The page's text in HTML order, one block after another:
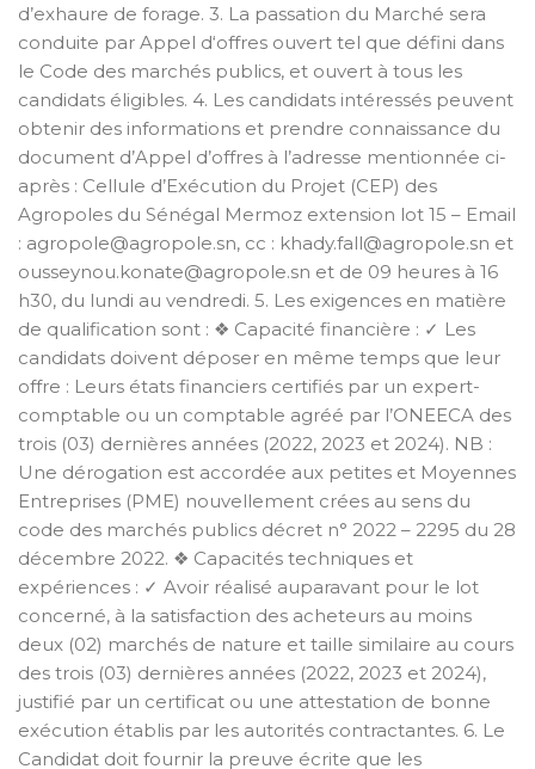
d’exhaure de forage. 3. La passation du Marché sera
conduite par Appel d‘offres ouvert tel que défini dans
le Code des marchés publics, et ouvert à tous les
candidats éligibles. 4. Les candidats intéressés peuvent
obtenir des informations et prendre connaissance du
document d’Appel d’offres à l’adresse mentionnée ci-
après : Cellule d’Exécution du Projet (CEP) des
Agropoles du Sénégal Mermoz extension lot 15 – Email
: agropole@agropole.sn, cc : khady.fall@agropole.sn et
ousseynou.konate@agropole.sn et de 09 heures à 16
h30, du lundi au vendredi. 5. Les exigences en matière
de qualification sont : ❖ Capacité financière : ✓ Les
candidats doivent déposer en même temps que leur
offre : Leurs états financiers certifiés par un expert-
comptable ou un comptable agréé par l’ONEECA des
trois (03) dernières années (2022, 2023 et 2024). NB :
Une dérogation est accordée aux petites et Moyennes
Entreprises (PME) nouvellement crées au sens du
code des marchés publics décret n° 2022 – 2295 du 28
décembre 2022. ❖ Capacités techniques et
expériences : ✓ Avoir réalisé auparavant pour le lot
concerné, à la satisfaction des acheteurs au moins
deux (02) marchés de nature et taille similaire au cours
des trois (03) dernières années (2022, 2023 et 2024),
justifié par un certificat ou une attestation de bonne
exécution établis par les autorités contractantes. 6. Le
Candidat doit fournir la preuve écrite que les